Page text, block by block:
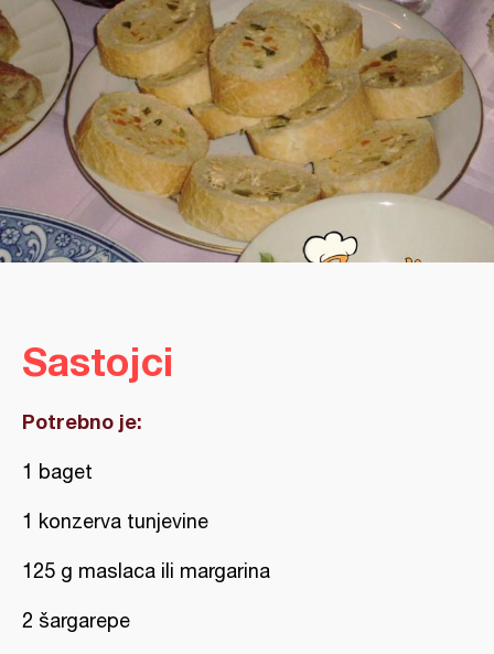
Sastojci
Potrebno je:
1 baget
1 konzerva tunjevine
125 g maslaca ili margarina
2 šargarepe